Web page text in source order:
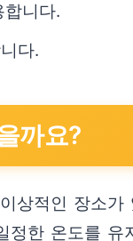
합니다.
다.
까요?
상적인 장소
한 온도를